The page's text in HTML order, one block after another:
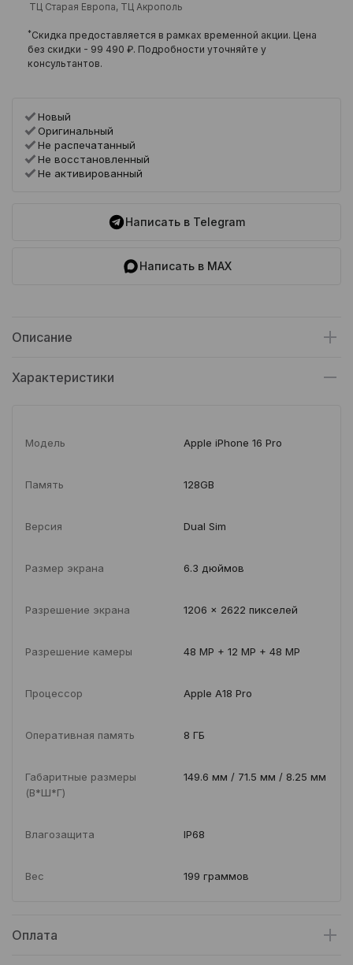
ТЦ Старая Европа, ТЦ Акрополь
*Скидка предоставляется в рамках временной акции. Цена
без скидки - 99 490 ₽. Подробности уточняйте у
консультантов.
Новый
Оригинальный
Не распечатанный
Не восстановленный
Не активированный
Написать в Telegram
Написать в MAX
Описание
Характеристики
Модель Apple iPhone 16 Pro
Память 128GB
Версия Dual Sim
Размер экрана 6.3 дюймов
Разрешение экрана 1206 x 2622 пикселей
Разрешение камеры 48 MP + 12 MP + 48 MP
Процессор Apple A18 Pro
Оперативная память 8 ГБ
Габаритные размеры
(В*Ш*Г)
149.6 мм / 71.5 мм / 8.25 мм
Влагозащита IP68
Вес 199 граммов
Оплата